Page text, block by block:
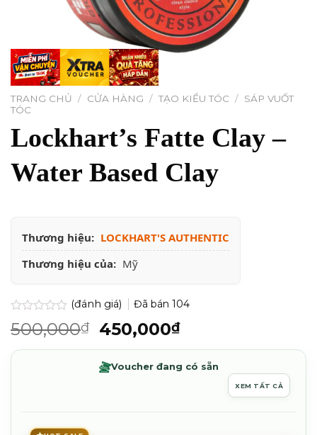
TRANG CHỦ / CỬA HÀNG / TẠO KIỂU TÓC / SÁP VUỐT
TÓC
Lockhart’s Fatte Clay –
Water Based Clay
Thương hiệu: LOCKHART'S AUTHENTIC
Thương hiệu của: Mỹ
Được
xếp
0.0
(đánh giá) Đã bán 104
500,000₫
Giá
gốc
là:
500,000₫.
450,000₫Giá
hiện
tại
450,000₫.
Voucher đang có sẵn
XEM TẤT CẢ